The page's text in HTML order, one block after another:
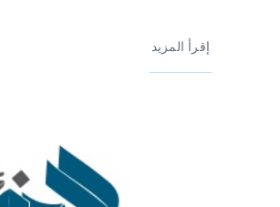
إقرأ المزيد